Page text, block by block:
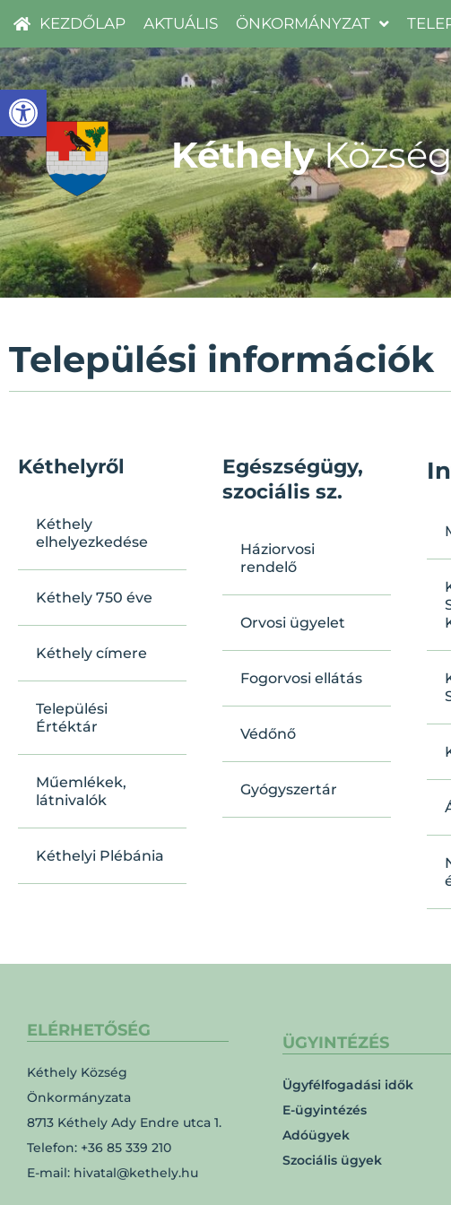
Eszköztár megnyitása
KEZDŐLAP AKTUÁLIS ÖNKORMÁNYZAT
Kéthely
Települési információk
Kéthelyről
Kéthely
elhelyezkedése
Kéthely 750 éve
Kéthely címere
Települési
Értéktár
Műemlékek,
látnivalók
Kéthelyi Plébánia
Egészségügy,
szociális sz.
Háziorvosi
rendelő
Orvosi ügyelet
Fogorvosi ellátás
Védőnő
Gyógyszertár
ELÉRHETŐSÉG
Kéthely Község
Önkormányzata
8713 Kéthely Ady Endre utca 1.
Telefon: +36 85 339 210
E-mail: hivatal@kethely.hu
ÜGYINTÉZÉS
Ügyfélfogadási idők
E-ügyintézés
Adóügyek
Szociális ügyek